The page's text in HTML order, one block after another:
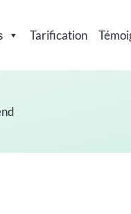
Tarification